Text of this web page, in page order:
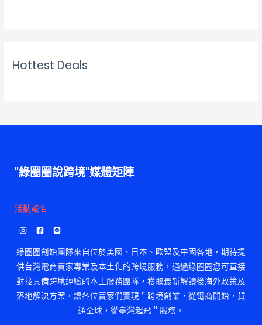
Hottest Deals
"綠圈圈說跨境"媒體矩陣
活勤報名
綠圈圈創始團隊來自位於美國、日本、欧盟及中國各地，期待提
供台灣電商賣家專業及本土化的跨境服務，通過綠圈圈您可直接
對接具備跨境經驗的本土服務團隊，獲取最新解讀後海外政策及
落地解決方案，讓各位賣家們實現＂跨境創業，從電商開始，貨
通全球，從臺灣起飛＂服務。